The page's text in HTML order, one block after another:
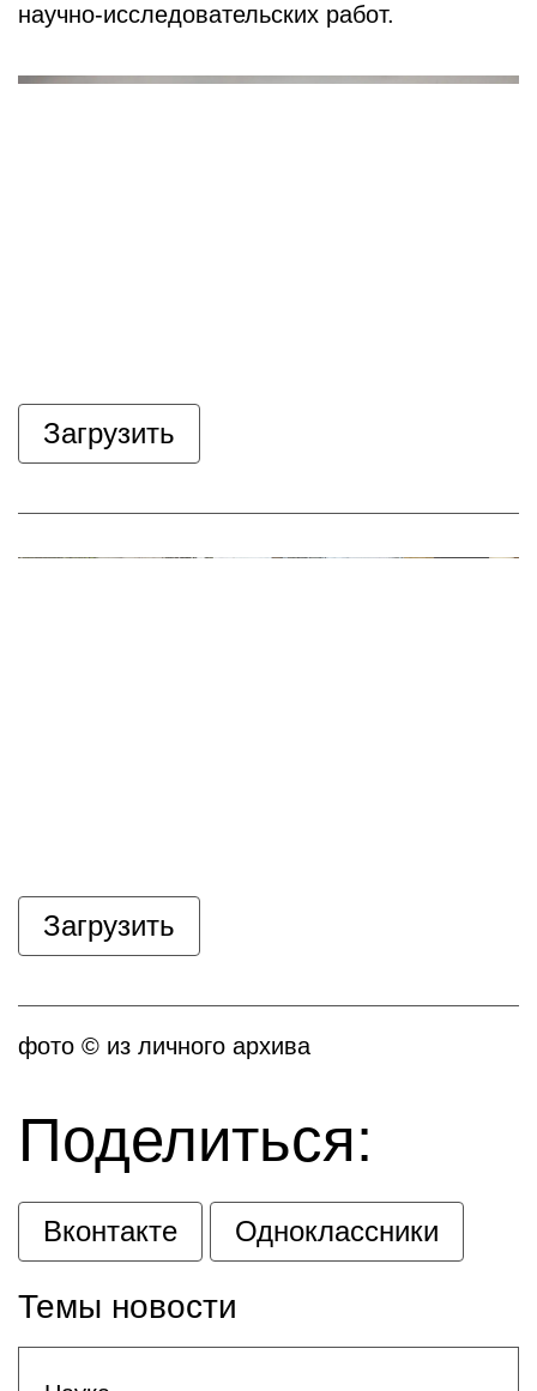
научно-исследовательских работ.
Загрузить
Загрузить
фото © из личного архива
Поделиться:
Вконтакте Одноклассники
Темы новости